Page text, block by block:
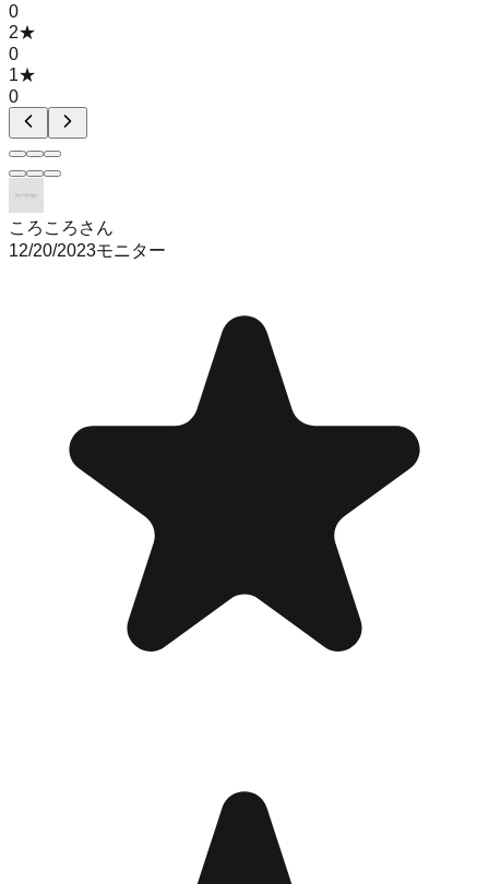
0
2★
0
1★
0
ころころさん
12/20/2023モニター